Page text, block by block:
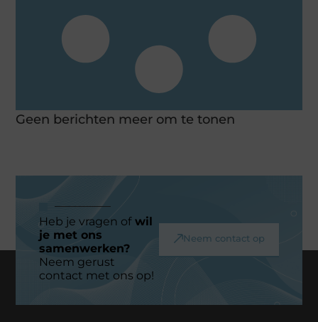
Geen berichten meer om te tonen
Heb je vragen ofwil
je met ons
samenwerken?
Neem gerust
contact met ons op!
Neem contact op